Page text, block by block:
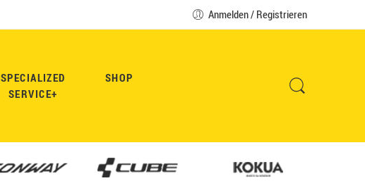
Anmelden / Registrieren
SPECIALIZED
SERVICE+
SHOP